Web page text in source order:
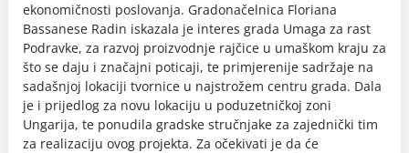
ekonomičnosti poslovanja. Gradonačelnica Floriana
Bassanese Radin iskazala je interes grada Umaga za rast
Podravke, za razvoj proizvodnje rajčice u umaškom kraju za
što se daju i značajni poticaji, te primjerenije sadržaje na
sadašnjoj lokaciji tvornice u najstrožem centru grada. Dala
je i prijedlog za novu lokaciju u poduzetničkoj zoni
Ungarija, te ponudila gradske stručnjake za zajednički tim
za realizaciju ovog projekta. Za očekivati je da će